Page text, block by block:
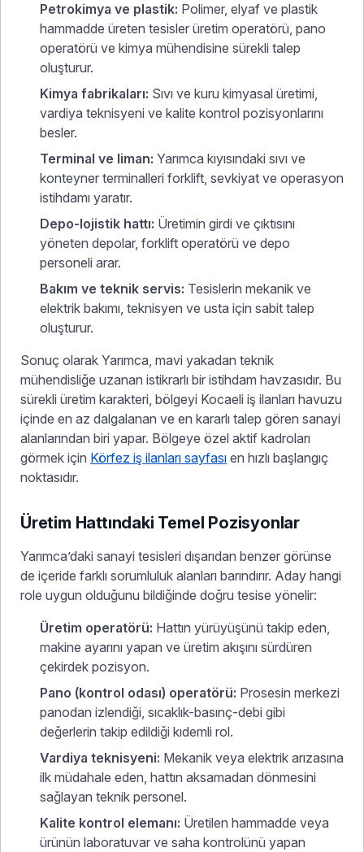
Petrokimya ve plastik: Polimer, elyaf ve plastik
hammadde üreten tesisler üretim operatörü, pano
operatörü ve kimya mühendisine sürekli talep
oluşturur.
Kimya fabrikaları: Sıvı ve kuru kimyasal üretimi,
vardiya teknisyeni ve kalite kontrol pozisyonlarını
besler.
Terminal ve liman: Yarımca kıyısındaki sıvı ve
konteyner terminalleri forklift, sevkiyat ve operasyon
istihdamı yaratır.
Depo-lojistik hattı: Üretimin girdi ve çıktısını
yöneten depolar, forklift operatörü ve depo
personeli arar.
Bakım ve teknik servis: Tesislerin mekanik ve
elektrik bakımı, teknisyen ve usta için sabit talep
oluşturur.
Sonuç olarak Yarımca, mavi yakadan teknik
mühendisliğe uzanan istikrarlı bir istihdam havzasıdır. Bu
sürekli üretim karakteri, bölgeyi Kocaeli iş ilanları havuzu
içinde en az dalgalanan ve en kararlı talep gören sanayi
alanlarından biri yapar. Bölgeye özel aktif kadroları
görmek için Körfez iş ilanları sayfası en hızlı başlangıç
noktasıdır.
Üretim Hattındaki Temel Pozisyonlar
Yarımca’daki sanayi tesisleri dışarıdan benzer görünse
de içeride farklı sorumluluk alanları barındırır. Aday hangi
role uygun olduğunu bildiğinde doğru tesise yönelir:
Üretim operatörü: Hattın yürüyüşünü takip eden,
makine ayarını yapan ve üretim akışını sürdüren
çekirdek pozisyon.
Pano (kontrol odası) operatörü: Prosesin merkezi
panodan izlendiği, sıcaklık-basınç-debi gibi
değerlerin takip edildiği kıdemli rol.
Vardiya teknisyeni: Mekanik veya elektrik arızasına
ilk müdahale eden, hattın aksamadan dönmesini
sağlayan teknik personel.
Kalite kontrol elemanı: Üretilen hammadde veya
ürünün laboratuvar ve saha kontrolünü yapan